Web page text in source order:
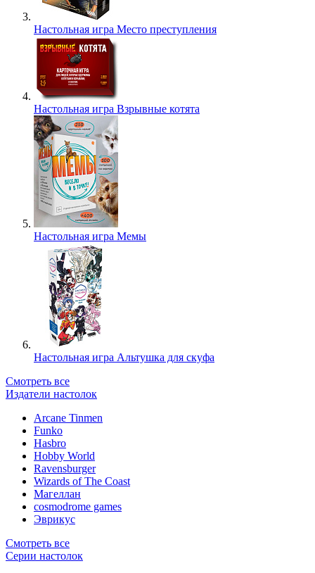
Настольная игра Место преступления
Настольная игра Взрывные котята
Настольная игра Мемы
Настольная игра Альтушка для скуфа
Смотреть все
Издатели настолок
Arcane Tinmen
Funko
Hasbro
Hobby World
Ravensburger
Wizards of The Coast
Магеллан
сosmodrome games
Эврикус
Смотреть все
Серии настолок